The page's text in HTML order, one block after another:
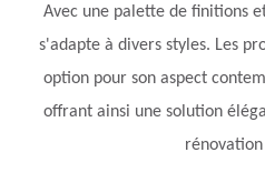
Avec une palette de finitions
s'adapte à divers styles. Les
option pour son aspect
offrant ainsi une solution
rénovation